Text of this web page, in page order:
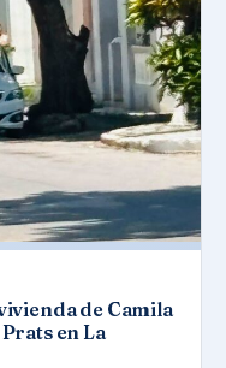
de Camila
en La